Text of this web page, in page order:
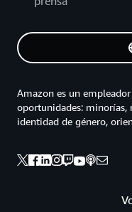
Amazon es un
oportunidades: minorías,
identidad de género,